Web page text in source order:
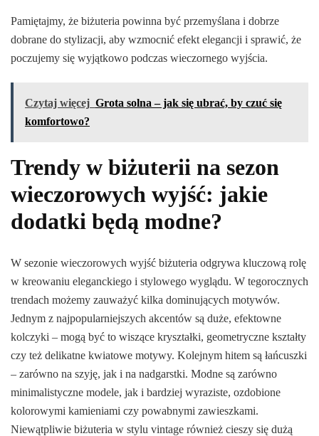
Pamiętajmy, że biżuteria powinna być przemyślana i dobrze
dobrane do stylizacji, aby wzmocnić efekt elegancji i sprawić, że
poczujemy się wyjątkowo podczas wieczornego wyjścia.
Czytaj więcej Grota solna – jak się ubrać, by czuć się
komfortowo?
Trendy w biżuterii na sezon
wieczorowych wyjść: jakie
dodatki będą modne?
W sezonie wieczorowych wyjść biżuteria odgrywa kluczową rolę
w kreowaniu eleganckiego i stylowego wyglądu. W tegorocznych
trendach możemy zauważyć kilka dominujących motywów.
Jednym z najpopularniejszych akcentów są duże, efektowne
kolczyki – mogą być to wiszące kryształki, geometryczne kształty
czy też delikatne kwiatowe motywy. Kolejnym hitem są łańcuszki
– zarówno na szyję, jak i na nadgarstki. Modne są zarówno
minimalistyczne modele, jak i bardziej wyraziste, ozdobione
kolorowymi kamieniami czy powabnymi zawieszkami.
Niewątpliwie biżuteria w stylu vintage również cieszy się dużą